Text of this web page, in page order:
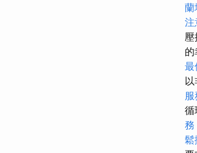
蘭
注
的
最
循
務
鬆